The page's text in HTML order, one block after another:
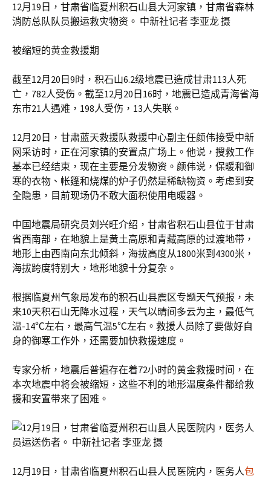
12月19日，甘肃省临夏州积石山县大河家镇，甘肃省森林
消防总队队员搬运救灾物资。 中新社记者 李亚龙 摄
被缩短的黄金救援期
截至12月20日9时，积石山6.2级地震已造成甘肃113人死
亡，782人受伤。截至12月20日16时，地震已造成青海省海
东市21人遇难，198人受伤，13人失联。
12月20日，甘肃蓝天救援队救援中心副主任颜伟接受中新
网采访时，正在河家镇的安置点广场上。他说，搜救工作
基本已经结束，现在主要是分发物资。颜伟说，保暖和御
寒的衣物、帐篷和烧煤的炉子仍然是稀缺物资。考虑到安
全隐患，目前现场仍不敢大面积使用电暖器。
中国地震局研究员刘兴旺介绍，甘肃省积石山县位于甘肃
省西南部，在地貌上是黄土高原和青藏高原的过渡地带，
地形上由西南向东北倾斜，海拔高度从1800米到4300米，
海拔跨度特别大，地形地貌十分复杂。
根据临夏州气象局发布的积石山县震区专题天气预报，未
来10天积石山无降水过程，天气以晴间多云为主，最低气
温-14℃左右，最高气温5℃左右。救援人员除了要做好自
身的御寒工作外，还需要加快救援速度。
专家分析，地震后普遍存在着72小时的黄金救援时间，在
本次地震中将会被缩短，这些不利的地形温度条件都给救
援和安置带来了困难。
12月19日，甘肃省临夏州积石山县人民医院内，医务人包